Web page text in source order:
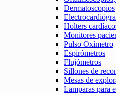
Dermatoscopios
Holters
Monitores
Pulso Oxímetro
Espirómetros
Flujómetros
Sillones de
Mesas de
Lamparas para